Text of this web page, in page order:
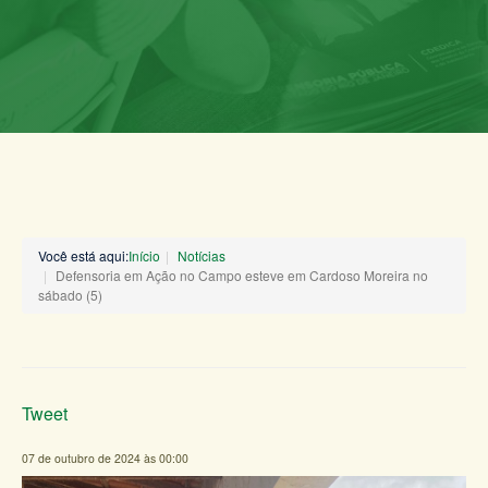
Você está aqui:Início
Notícias
Defensoria em Ação no Campo esteve em Cardoso Moreira no
sábado (5)
Tweet
07 de outubro de 2024 às 00:00